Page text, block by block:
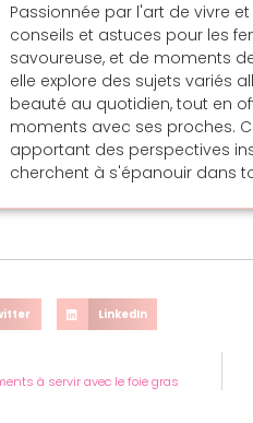
Passionnée par l'art de vivre
conseils et astuces pour les
savoureuse, et de moments
elle explore des sujets variés
beauté au quotidien, tout en
moments avec ses proches.
apportant des perspectives
cherchent à s'épanouir dans
LinkedIn
à servir avec le foie gras